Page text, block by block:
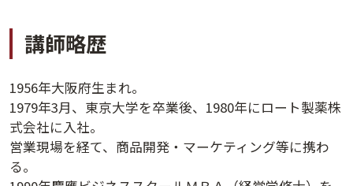
法人会員システムご利用の方へ
講師略歴
1956年大阪府生まれ。
1979年3月、東京大学を卒業後、1980年にロート製薬株
式会社に入社。
営業現場を経て、商品開発・マーケティング等に携わ
る。
お問い合わせ
講演履歴